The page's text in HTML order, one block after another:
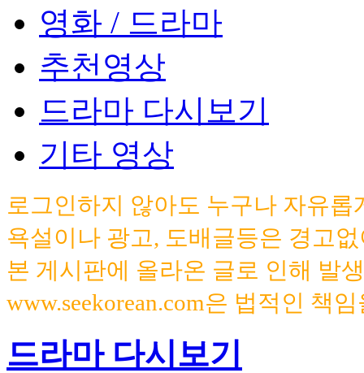
영화 / 드라마
추천영상
드라마 다시보기
기타 영상
로그인하지 않아도 누구나 자유
욕설이나 광고, 도배글등은 경고
본 게시판에 올라온 글로 인해 발
www.seekorean.com은 법적인 책
드라마 다시보기